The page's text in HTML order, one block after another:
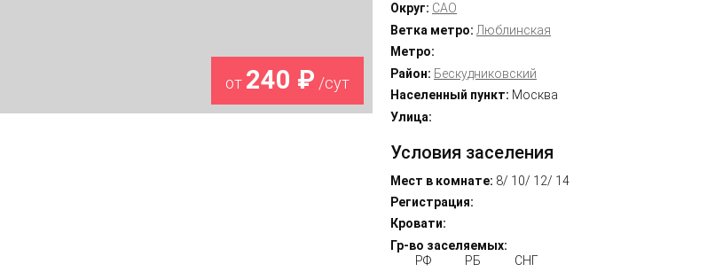
от 240 ₽ /сут
Округ: САО
Ветка метро: Люблинская
Метро:
Район: Бескудниковский
Населенный пункт: Москва
Улица:
Условия заселения
Мест в комнате: 8/ 10/ 12/ 14
Регистрация:
Кровати:
Гр-во заселяемых:
РФ
РБ СНГ